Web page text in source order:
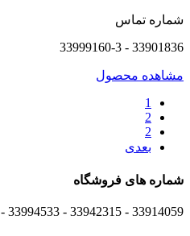
شماره تماس
33901836 - 33999160-3
مشاهده محصول
1
2
2
بعدی
شماره های فروشگاه
33914059 - 33942315 - 33994533 - 33901836 - 33999160-3 ​